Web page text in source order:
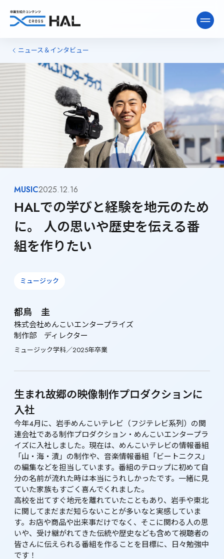
ニュース&インタビュー
卒業生ライブラリー
卒業生向け情報
ニュース＆インタビュー
MUSIC2025.12.16
HALでの学びと経験を地元のため
に。 人の思いや歴史を伝える番
組を作りたい
ミュージック
都鳥　圭
株式会社めんこいエンタープライズ
制作部　ディレクター
ミュージック学科／2025年卒業
生まれ故郷の映像制作プロダクションに
入社
今年4月に、岩手めんこいテレビ（フジテレビ系列）の関
連会社である制作プロダクション・めんこいエンタープラ
イズに入社しました。現在は、めんこいテレビの情報番組
「山・海・漬」の制作や、音楽情報番組「ビートニクス」
の編集などを担当しています。番組のテロップに初めて自
分の名前が流れた時は本当にうれしかったです。一緒に見
ていた家族もすごく喜んでくれました。
高校を出てすぐ地元を離れていたこともあり、岩手や東北
に関してまだまだ知らないことが多いなと実感していま
す。お店や商品や出来事だけでなく、そこに関わる人の思
いや、受け継がれてきた伝統や歴史なども含めて視聴者の
皆さんに伝えられる番組を作ることを目標に、日々勉強中
です！